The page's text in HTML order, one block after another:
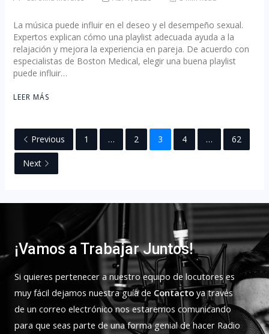
La música puede influir en el deseo y el desempeño sexual.
Expertos explican cómo una playlist adecuada ayuda a la
relajación y mejora la experiencia en pareja. De acuerdo con
especialistas de Boston Medical, elegir una buena playlist
puede influir…
LEER MÁS
Previous 1 … 2 3 4 … 62
Next
¡Vamos a Trabajar Juntos!
Si quieres pertenecer a nuestro equipo de locutores es
muy fácil dejamos nuestra guía de Contacto ya través
de un correo electrónico nos estaremos comunicando
para que seas parte de una forma genial de hacer Radio